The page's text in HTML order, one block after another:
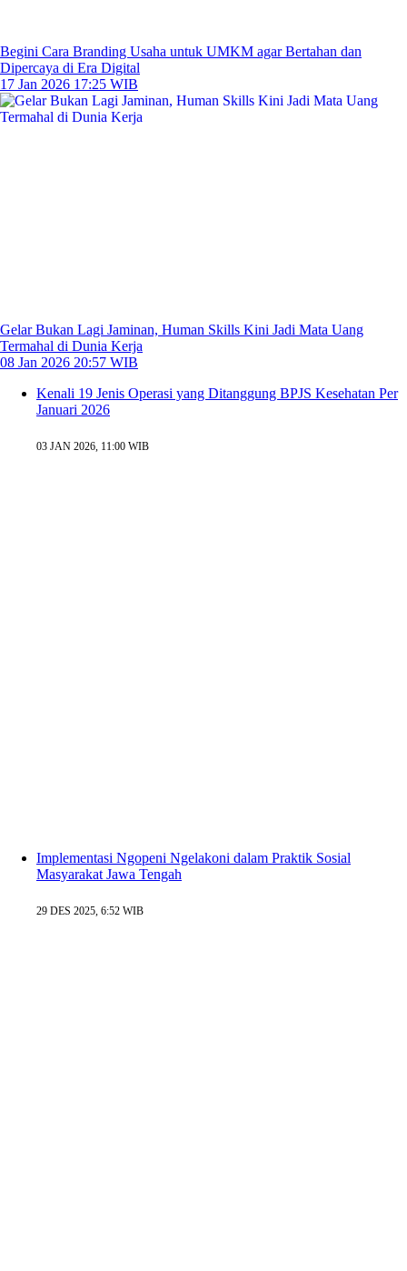
Begini Cara Branding Usaha untuk UMKM agar Bertahan dan
Dipercaya di Era Digital
17 Jan 2026 17:25 WIB
Gelar Bukan Lagi Jaminan, Human Skills Kini Jadi Mata Uang
Termahal di Dunia Kerja
08 Jan 2026 20:57 WIB
Kenali 19 Jenis Operasi yang Ditanggung BPJS Kesehatan Per
Januari 2026
03 JAN 2026, 11:00 WIB
Implementasi Ngopeni Ngelakoni dalam Praktik Sosial
Masyarakat Jawa Tengah
29 DES 2025, 6:52 WIB